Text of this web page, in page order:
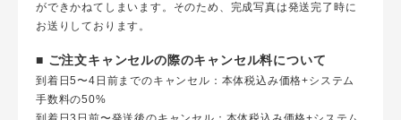
ができかねてしまいます。そのため、完成写真は発送完了時に
お送りしております。
■ ご注文キャンセルの際のキャンセル料について
到着日5〜4日前までのキャンセル：本体税込み価格+システム
手数料の50%